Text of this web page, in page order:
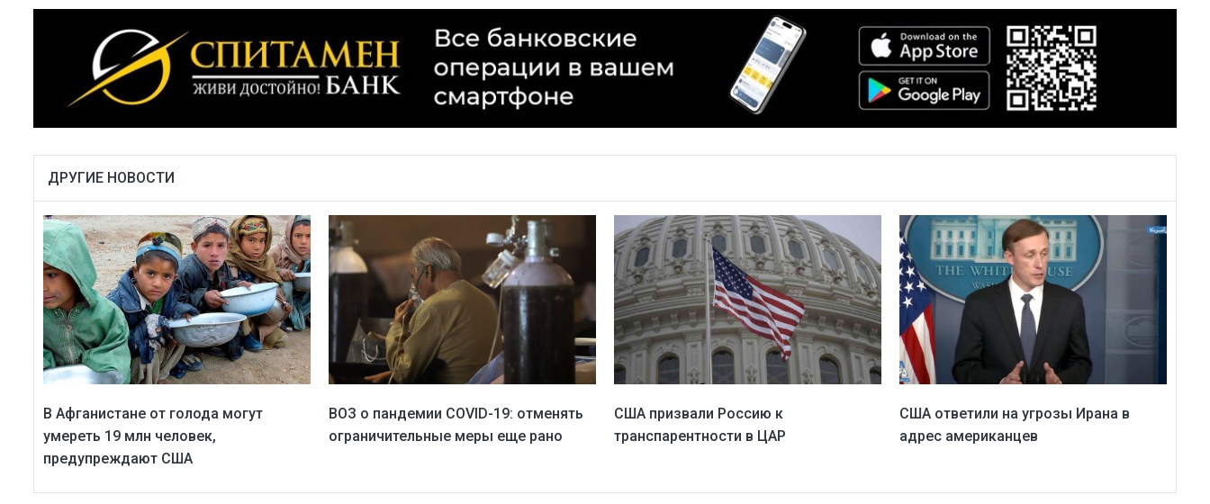
ДРУГИЕ НОВОСТИ
В Афганистане от голода могут
умереть 19 млн человек,
предупреждают США
ВОЗ о пандемии COVID-19: отменять
ограничительные меры еще рано
США призвали Россию к
транспарентности в ЦАР
США ответили на угрозы Ирана в
адрес американцев